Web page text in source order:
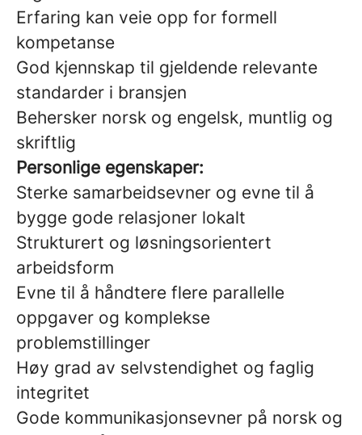
Erfaring kan veie opp for formell
kompetanse
God kjennskap til gjeldende relevante
standarder i bransjen
Behersker norsk og engelsk, muntlig og
skriftlig
Personlige egenskaper:
Sterke samarbeidsevner og evne til å
bygge gode relasjoner lokalt
Strukturert og løsningsorientert
arbeidsform
Evne til å håndtere flere parallelle
oppgaver og komplekse
problemstillinger
Høy grad av selvstendighet og faglig
integritet
Gode kommunikasjonsevner på norsk og